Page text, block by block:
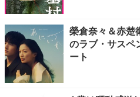
榮倉奈々＆赤楚
のラブ・サスペ
ート